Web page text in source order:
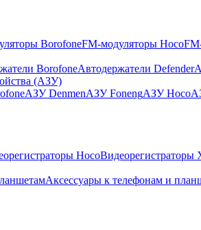
BorofoneFM-модуляторы Hoco
BorofoneАвтодержатели Defender
(АЗУ)
АЗУ DenmenАЗУ FonengАЗУ Hoco
HocoВидеорегистраторы
Аксессуары к телефонам и